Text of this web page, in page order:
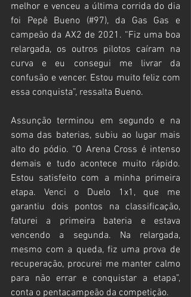
melhor e venceu a última corrida do dia
foi Pepê Bueno (#97), da Gas Gas e
campeão da AX2 de 2021. “Fiz uma boa
relargada, os outros pilotos caíram na
curva e eu consegui me livrar da
confusão e vencer. Estou muito feliz com
essa conquista”, ressalta Bueno.
Assunção terminou em segundo e na
soma das baterias, subiu ao lugar mais
alto do pódio. “O Arena Cross é intenso
demais e tudo acontece muito rápido.
Estou satisfeito com a minha primeira
etapa. Venci o Duelo 1x1, que me
garantiu dois pontos na classificação,
faturei a primeira bateria e estava
vencendo a segunda. Na relargada,
mesmo com a queda, fiz uma prova de
recuperação, procurei me manter calmo
para não errar e conquistar a etapa”,
conta o pentacampeão da competição.